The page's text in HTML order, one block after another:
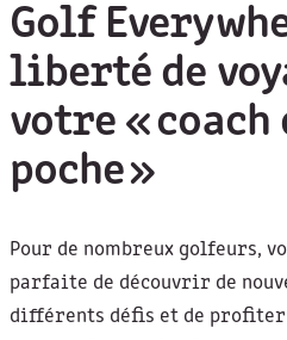
Golf
liberté de
votre « coach
poche »
Pour de nombreux golfeurs,
parfaite de découvrir de
différents défis et de profiter